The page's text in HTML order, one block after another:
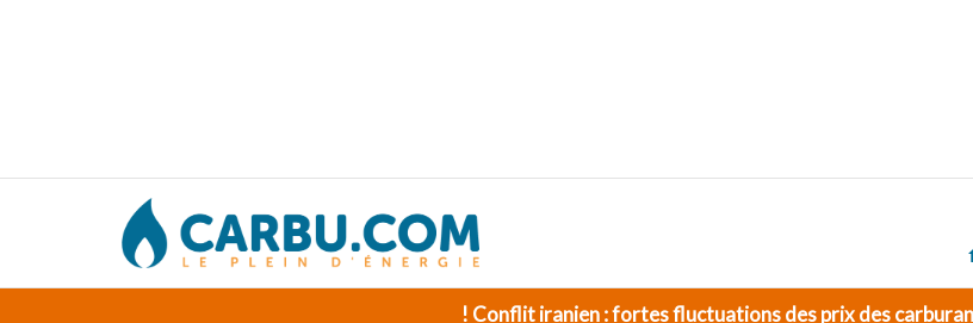
! Conflit iranien : fortes fluctuations des prix des